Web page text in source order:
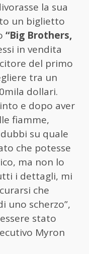
la sua
un biglietto
“Big Brothers,
in vendita
del primo
tra un
dollari.
e dopo aver
fiamme,
su quale
che potesse
ma non lo
i dettagli, mi
che
uno scherzo”,
stato
Myron